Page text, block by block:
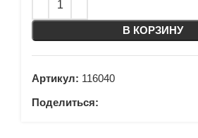
В КОРЗИНУ
Артикул: 116040
Поделиться: